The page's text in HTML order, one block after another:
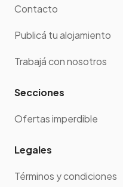
Contacto
Publicá tu alojamiento
Trabajá con nosotros
Secciones
Ofertas imperdible
Legales
Términos y condiciones